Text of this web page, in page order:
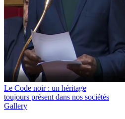
Le Code noir : un héritage
toujours présent dans nos sociétés
Gallery